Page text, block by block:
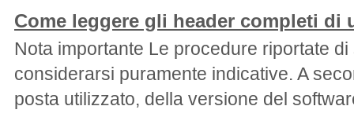
Come leggere gli header completi di
Nota importante Le procedure riportate
considerarsi puramente indicative. A
posta utilizzato, della versione del